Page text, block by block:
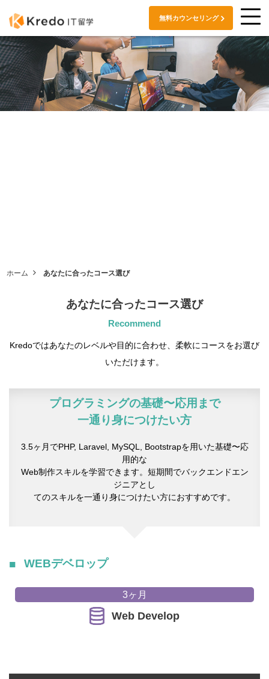
無料カウンセリング
ホーム あなたに合ったコース選び
あなたに合ったコース選び
Recommend
Kredoではあなたのレベルや目的に合わせ、柔軟にコースをお選び
いただけます。
プログラミングの基礎〜応用まで
一通り身につけたい方
3.5ヶ月でPHP, Laravel, MySQL, Bootstrapを用いた基礎〜応
用的な
Web制作スキルを学習できます。短期間でバックエンドエン
ジニアとし
てのスキルを一通り身につけたい方におすすめです。
WEBデベロップ
3ヶ月
Web Develop